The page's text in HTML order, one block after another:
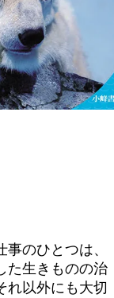
のひとつは、
た生きものの治
れ以外にも大切